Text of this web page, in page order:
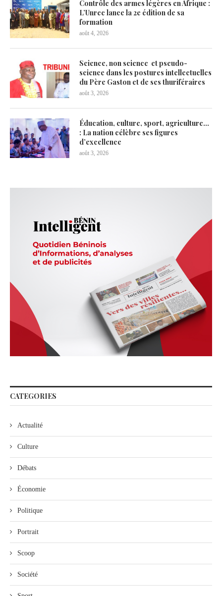
Contrôle des armes légères en Afrique :
L’Unrec lance la 2e édition de sa
formation
août 4, 2026
Science, non science et pseudo-
science dans les postures intellectuelles
du Père Gaston et de ses thuriféraires
août 3, 2026
Éducation, culture, sport, agriculture…
: La nation célèbre ses figures
d’excellence
août 3, 2026
CATEGORIES
Actualité
Culture
Débats
Économie
Politique
Portrait
Scoop
Société